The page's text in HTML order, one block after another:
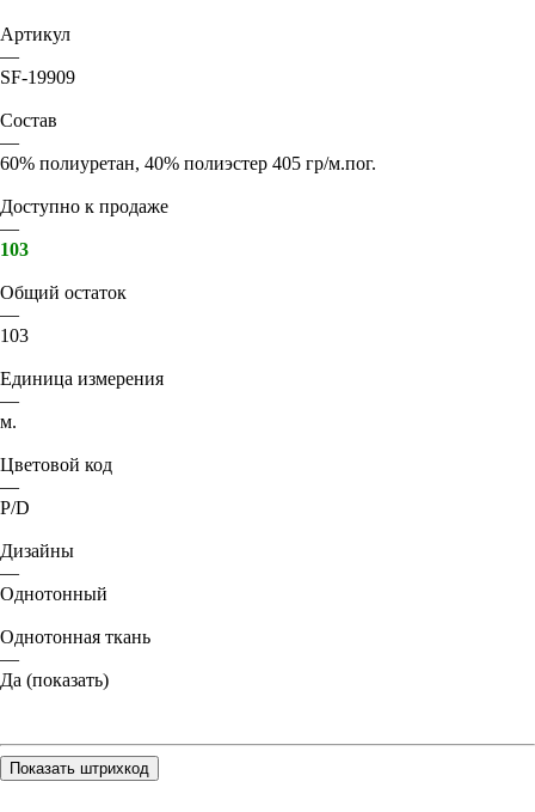
Артикул
—
SF-19909
Состав
—
60% полиуретан, 40% полиэстер 405 гр/м.пог.
Доступно к продаже
—
103
Общий остаток
—
103
Единица измерения
—
м.
Цветовой код
—
P/D
Дизайны
—
Однотонный
Однотонная ткань
—
Да (показать)
Показать штрихкод